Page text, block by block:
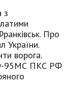
з
Про
України.
ворога.
95МС ПКС РФ